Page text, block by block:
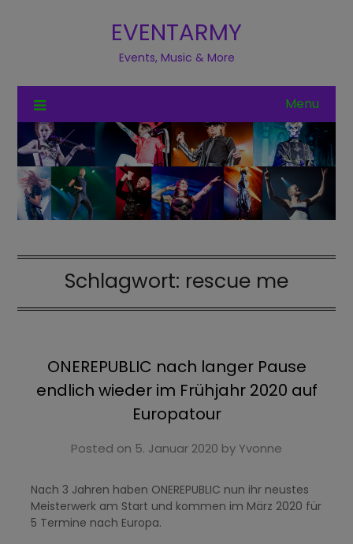
EVENTARMY
Events, Music & More
Menu
Schlagwort: rescue me
ONEREPUBLIC nach langer Pause
endlich wieder im Frühjahr 2020 auf
Europatour
Posted on 5. Januar 2020 byYvonne
Nach 3 Jahren haben ONEREPUBLIC nun ihr neustes
Meisterwerk am Start und kommen im März 2020 für
5 Termine nach Europa.